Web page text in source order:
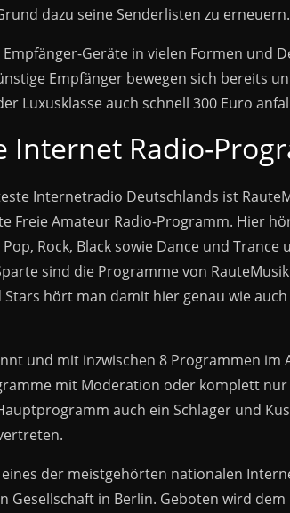
dazu seine Senderlisten zu erneuern.
Geräte in vielen Formen und
Empfänger bewegen sich bereits
Luxusklasse auch schnell 300 Euro
Internet Radio-
Internetradio Deutschlands ist
Freie Amateur Radio-Programm. Hier
Rock, Black sowie Dance und
sind die Programme von
Stars hört man damit hier genau wie
und mit inzwischen 8 Programmen im
mit Moderation oder komplett
auch ein Schlager und
der meistgehörten nationalen
Gesellschaft in Berlin. Geboten wird